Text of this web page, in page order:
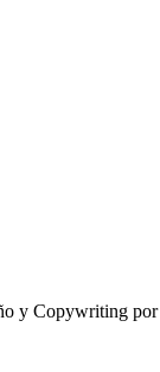
y Copywriting por